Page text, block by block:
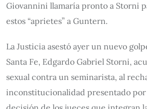
Giovannini llamaría pronto a Storni
estos “aprietes” a Guntern.
La Justicia asestó ayer un nuevo
Santa Fe, Edgardo Gabriel Storni,
sexual contra un seminarista, al
inconstitucionalidad presentado por